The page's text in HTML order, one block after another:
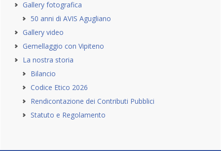
Gallery fotografica
50 anni di AVIS Agugliano
Gallery video
Gemellaggio con Vipiteno
La nostra storia
Bilancio
Codice Etico 2026
Rendicontazione dei Contributi Pubblici
Statuto e Regolamento